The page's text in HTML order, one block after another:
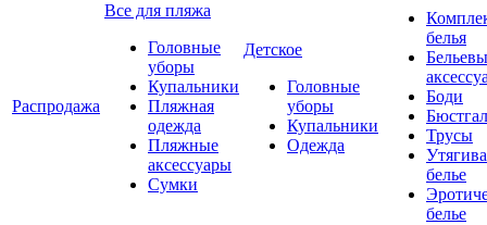
Распродажа
Все для пляжа
Головные
уборы
Купальники
Пляжная
одежда
Пляжные
аксессуары
Сумки
Детское
Головные
уборы
Купальники
Одежда
белья
Боди
Трусы
белье
белье